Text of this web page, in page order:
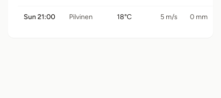
Sun 21:00 Pilvinen 18°C 5 m/s 0 mm